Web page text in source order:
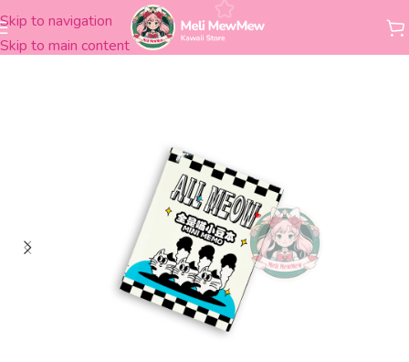
Skip to navigation
Skip to main content
Inicio Librería Adhesivos Notas adhesivas